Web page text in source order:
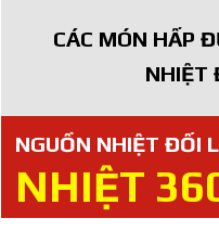
CÁC MÓN HẤP
NHIỆT
NGUỒN NHIỆT ĐỐI
NHIỆT